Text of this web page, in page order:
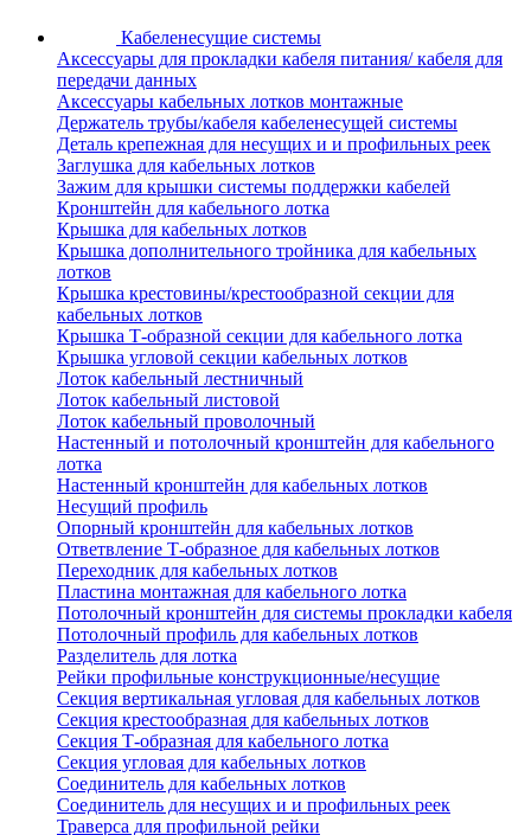
Кабеленесущие системы
Аксессуары для прокладки кабеля питания/ кабеля для
передачи данных
Аксессуары кабельных лотков монтажные
Держатель трубы/кабеля кабеленесущей системы
Деталь крепежная для несущих и и профильных реек
Заглушка для кабельных лотков
Зажим для крышки системы поддержки кабелей
Кронштейн для кабельного лотка
Крышка для кабельных лотков
Крышка дополнительного тройника для кабельных
лотков
Крышка крестовины/крестообразной секции для
кабельных лотков
Крышка Т-образной секции для кабельного лотка
Крышка угловой секции кабельных лотков
Лоток кабельный лестничный
Лоток кабельный листовой
Лоток кабельный проволочный
Настенный и потолочный кронштейн для кабельного
лотка
Настенный кронштейн для кабельных лотков
Несущий профиль
Опорный кронштейн для кабельных лотков
Ответвление Т-образное для кабельных лотков
Переходник для кабельных лотков
Пластина монтажная для кабельного лотка
Потолочный кронштейн для системы прокладки кабеля
Потолочный профиль для кабельных лотков
Разделитель для лотка
Рейки профильные конструкционные/несущие
Секция вертикальная угловая для кабельных лотков
Секция крестообразная для кабельных лотков
Секция Т-образная для кабельного лотка
Секция угловая для кабельных лотков
Соединитель для кабельных лотков
Соединитель для несущих и и профильных реек
Траверса для профильной рейки